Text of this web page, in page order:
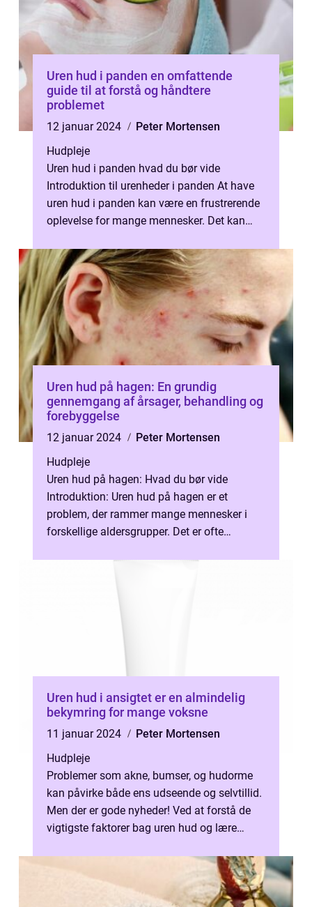
Uren hud i panden en omfattende
guide til at forstå og håndtere
problemet
12 januar 2024
Peter Mortensen
Hudpleje
Uren hud i panden hvad du bør vide
Introduktion til urenheder i panden At have
uren hud i panden kan være en frustrerende
oplevelse for mange mennesker. Det kan
Uren hud på hagen: En grundig
gennemgang af årsager, behandling og
forebyggelse
12 januar 2024
Peter Mortensen
Hudpleje
Uren hud på hagen: Hvad du bør vide
Introduktion: Uren hud på hagen er et
problem, der rammer mange mennesker i
forskellige aldersgrupper. Det er ofte
Uren hud i ansigtet er en almindelig
bekymring for mange voksne
11 januar 2024
Peter Mortensen
Hudpleje
Problemer som akne, bumser, og hudorme
kan påvirke både ens udseende og selvtillid.
Men der er gode nyheder! Ved at forstå de
vigtigste faktorer bag uren hud og lære